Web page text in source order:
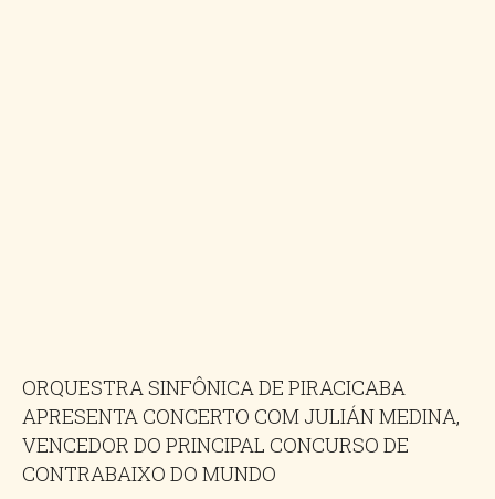
ORQUESTRA SINFÔNICA DE PIRACICABA
APRESENTA CONCERTO COM JULIÁN MEDINA,
VENCEDOR DO PRINCIPAL CONCURSO DE
CONTRABAIXO DO MUNDO